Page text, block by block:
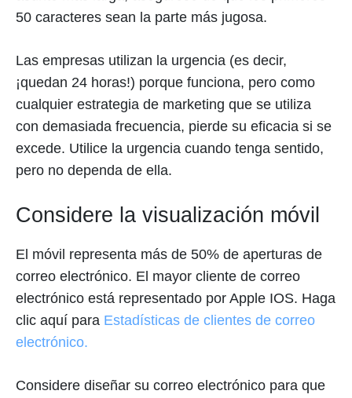
50 caracteres sean la parte más jugosa.
Las empresas utilizan la urgencia (es decir,
¡quedan 24 horas!) porque funciona, pero como
cualquier estrategia de marketing que se utiliza
con demasiada frecuencia, pierde su eficacia si se
excede. Utilice la urgencia cuando tenga sentido,
pero no dependa de ella.
Considere la visualización móvil
El móvil representa más de 50% de aperturas de
correo electrónico. El mayor cliente de correo
electrónico está representado por Apple IOS. Haga
clic aquí para Estadísticas de clientes de correo
electrónico.
Considere diseñar su correo electrónico para que